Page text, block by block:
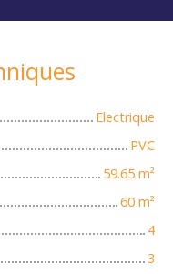
Electrique
PVC
59.65 m²
60 m²
4
3